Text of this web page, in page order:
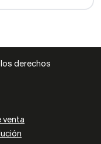
derechos
venta